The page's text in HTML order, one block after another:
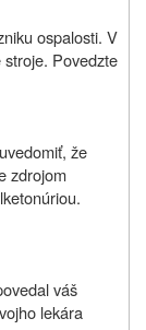
ospalosti. V
Povedzte
že
zdrojom
váš
lekára